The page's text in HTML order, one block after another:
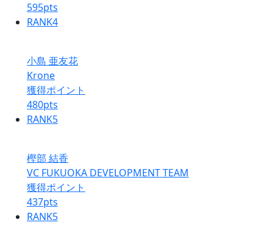
595pts
RANK4
小島 亜友花
Krone
獲得ポイント
480pts
RANK5
樫部 結香
VC FUKUOKA DEVELOPMENT TEAM
獲得ポイント
437pts
RANK5